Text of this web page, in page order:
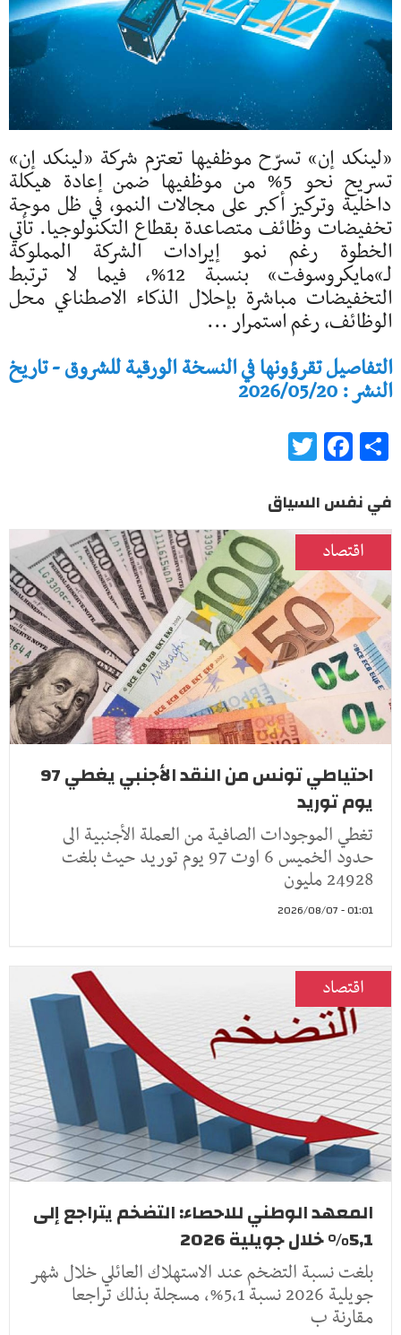
«لينكد إن» تسرّح موظفيها تعتزم شركة «لينكد إن»
تسريح نحو 5% من موظفيها ضمن إعادة هيكلة
داخلية وتركيز أكبر على مجالات النمو، في ظل موجة
تخفيضات وظائف متصاعدة بقطاع التكنولوجيا. تأتي
الخطوة رغم نمو إيرادات الشركة المملوكة
لـ»مايكروسوفت» بنسبة 12%، فيما لا ترتبط
التخفيضات مباشرة بإحلال الذكاء الاصطناعي محل
الوظائف، رغم استمرار ...
التفاصيل تقرؤونها في النسخة الورقية للشروق - تاريخ
النشر : 2026/05/20
Share
Facebook
في نفس السياق
اقتصاد
احتياطي تونس من النقد الأجنبي يغطي 97
يوم توريد
تغطي الموجودات الصافية من العملة الأجنبية الى
حدود الخميس 6 اوت 97 يوم توريد حيث بلغت
24928 مليون
01:01 - 2026/08/07
اقتصاد
المعهد الوطني للاحصاء: التضخم يتراجع إلى
5,1% خلال جويلية 2026
بلغت نسبة التضخم عند الاستهلاك العائلي خلال شهر
جويلية 2026 نسبة 5,1%، مسجلة بذلك تراجعا
مقارنة ب